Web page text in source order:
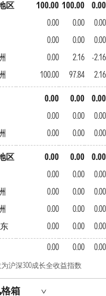
区
100.00 100.00
0.00
0.00 0.00
0.00
0.00 0.00
0.00
0.00 2.16
-2.16
100.00 97.84 2.16
0.00 0.00
0.00
0.00 0.00
0.00
0.00 0.00 0.00
区 0.00 0.00
0.00
0.00 0.00
0.00
0.00 0.00
0.00
0.00 0.00
0.00
0.00 0.00
0.00
0.00 0.00 0.00
沪深300成长全收益指数
箱